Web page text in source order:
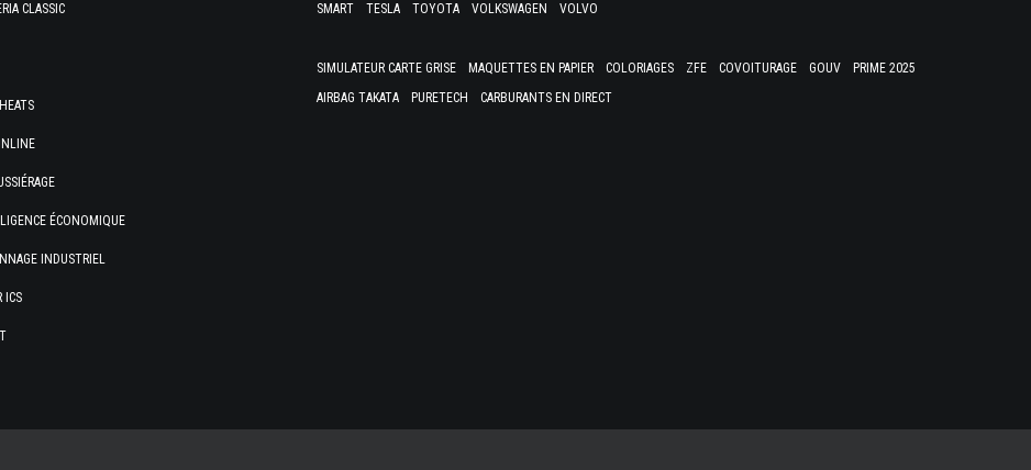
CLASSIC
ÉCONOMIQUE
INDUSTRIEL
ICS
SMART
TESLA TOYOTA VOLKSWAGEN VOLVO
SIMULATEUR CARTE GRISE MAQUETTES EN PAPIER COLORIAGES ZFE COVOITURAGE GOUV
PRIME 2025
AIRBAG TAKATA
PURETECH CARBURANTS EN DIRECT